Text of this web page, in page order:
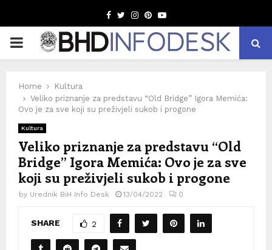
Facebook
TwitterInstagram
Pinterest
Youtube
PRIMARY
Home
Kultura
Veliko priznanje za predstavu “Old Bridge” Igora Memića:
Ovo je za sve koji su preživjeli sukob i progone
Kultura
Veliko priznanje za predstavu “Old
Bridge” Igora Memića: Ovo je za sve
koji su preživjeli sukob i progone
by Urednik BiH Info Desk 13/04/2022 0
SHARE 2